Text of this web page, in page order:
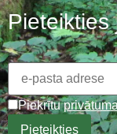
Pieteikties
Piekrītu